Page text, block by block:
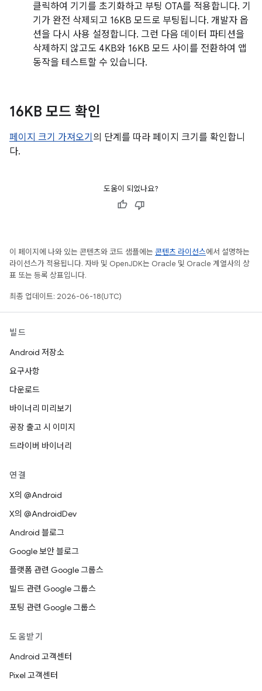
클릭하여 기기를 초기화하고 부팅 OTA를 적용합니다. 기
기가 완전 삭제되고 16KB 모드로 부팅됩니다. 개발자 옵
션을 다시 사용 설정합니다. 그런 다음 데이터 파티션을
삭제하지 않고도 4KB와 16KB 모드 사이를 전환하여 앱
동작을 테스트할 수 있습니다.
16KB 모드 확인
페이지 크기 가져오기 의 단계를 따라 페이지 크기를 확인합니
다.
도움이 되었나요?
이 페이지에 나와 있는 콘텐츠와 코드 샘플에는 콘텐츠 라이선스에서 설명하는
라이선스가 적용됩니다. 자바 및 OpenJDK는 Oracle 및 Oracle 계열사의 상
표 또는 등록 상표입니다.
최종 업데이트: 2026-06-18(UTC)
빌드
Android 저장소
요구사항
다운로드
바이너리 미리보기
공장 출고 시 이미지
드라이버 바이너리
연결
X의 @Android
X의 @AndroidDev
Android 블로그
Google 보안 블로그
플랫폼 관련 Google 그룹스
빌드 관련 Google 그룹스
포팅 관련 Google 그룹스
도움받기
Android 고객센터
Pixel 고객센터